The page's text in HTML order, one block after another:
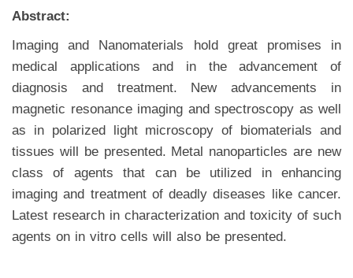
Abstract:
Imaging and Nanomaterials hold great promises in
medical applications and in the advancement of
diagnosis and treatment. New advancements in
magnetic resonance imaging and spectroscopy as well
as in polarized light microscopy of biomaterials and
tissues will be presented. Metal nanoparticles are new
class of agents that can be utilized in enhancing
imaging and treatment of deadly diseases like cancer.
Latest research in characterization and toxicity of such
agents on in vitro cells will also be presented.